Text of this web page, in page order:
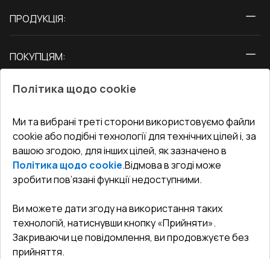
ПРОДУКЦІЯ:
Двері
ПОКУПЦЯМ:
Блог
Адреса гіпермаркета
Як правильно заміряти вікна
СЕРВІС ТА ОБЛУГОВУВАННЯ:
Доставка і Оплата
Гарантія та Сервіс
Повернення товару
Договір публічної оферти
КОНТАКТИ
Офіс:Україна, м. Вінниця, вул. Келецька 60 кв. 61
undefined(undefined)
Політика щодо cookie
Ми та вибрані треті сторони використовуємо файли
cookie або подібні технології для технічних цілей і, за
вашою згодою, для інших цілей, як зазначено в
Політика щодо cookie.Відмова в згоді може
зробити пов’язані функції недоступними.
Ви можете дати згоду на використання таких
технологій, натиснувши кнопку «Прийняти».
Закриваючи це повідомлення, ви продовжуєте без
прийняття.